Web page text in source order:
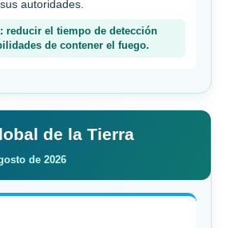
autoridades.
reducir el tiempo de detección
de contener el fuego.
de la Tierra
de 2026